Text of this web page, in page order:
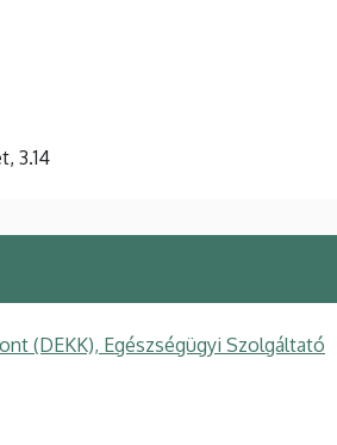
3.14
(DEKK), Egészségügyi Szolgáltató